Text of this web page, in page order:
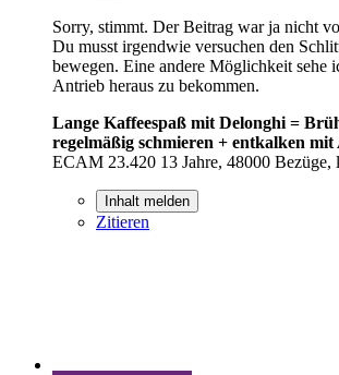
Sorry, stimmt. Der Beitrag war ja nicht
Du musst irgendwie versuchen den
bewegen. Eine andere Möglichkeit sehe
Antrieb heraus zu bekommen.
Lange Kaffeespaß mit Delonghi =
regelmäßig schmieren + entkalken
ECAM 23.420 13 Jahre, 48000 Bezüge,
Inhalt melden
Zitieren